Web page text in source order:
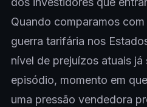
Quando comparamos
guerra tarifária nos
nível de prejuízos atuais já
episódio, momento em
uma pressão vendedora